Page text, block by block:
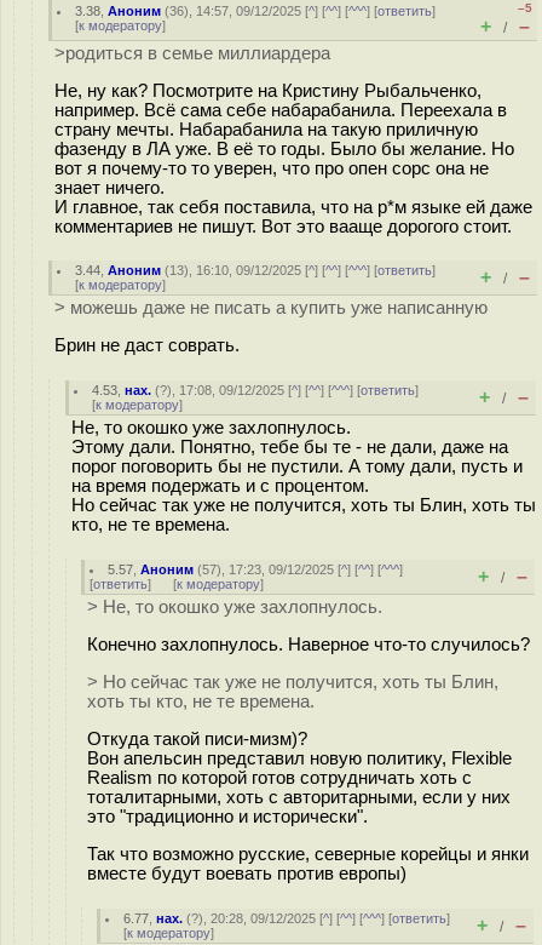
3.38 ,Аноним (36), 14:57, 09/12/2025 [^] [^^] [^^^] [ответить]
[к модератору]
–5
+ / –
>родиться в семье миллиардера
Не, ну как? Посмотрите на Кристину Рыбальченко,
например. Всё сама себе набарабанила. Переехала в
страну мечты. Набарабанила на такую приличную
фазенду в ЛА уже. В её то годы. Было бы желание. Но
вот я почему-то то уверен, что про опен сорс она не
знает ничего.
И главное, так себя поставила, что на р*м языке ей даже
комментариев не пишут. Вот это вааще дорогого стоит.
3.44 ,Аноним (13), 16:10, 09/12/2025 [^] [^^] [^^^] [ответить]
[к модератору] + / –
> можешь даже не писать а купить уже написанную
Брин не даст соврать.
4.53 ,нах. (?), 17:08, 09/12/2025 [^] [^^] [^^^] [ответить]
[к модератору] + / –
Не, то окошко уже захлопнулось.
Этому дали. Понятно, тебе бы те - не дали, даже на
порог поговорить бы не пустили. А тому дали, пусть и
на время подержать и с процентом.
Но сейчас так уже не получится, хоть ты Блин, хоть ты
кто, не те времена.
5.57 ,Аноним (57), 17:23, 09/12/2025 [^] [^^] [^^^]
[ответить] [к модератору] + / –
> Не, то окошко уже захлопнулось.
Конечно захлопнулось. Наверное что-то случилось?
> Но сейчас так уже не получится, хоть ты Блин,
хоть ты кто, не те времена.
Откуда такой писи-мизм)?
Вон апельсин представил новую политику, Flexible
Realism по которой готов сотрудничать хоть с
тоталитарными, хоть с авторитарными, если у них
это "традиционно и исторически".
Так что возможно русские, северные корейцы и янки
вместе будут воевать против европы)
6.77 ,нах. (?), 20:28, 09/12/2025 [^] [^^] [^^^] [ответить]
[к модератору] + / –